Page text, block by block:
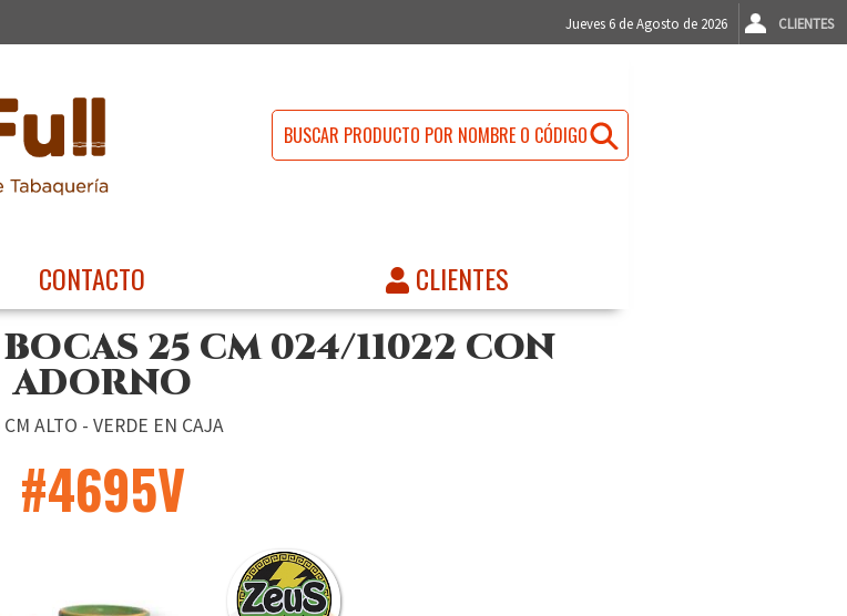
Jueves 6 de Agosto de 2026 CLIENTES
CONTACTO CLIENTES
25 CM 024/11022 CON
ADORNO
ALTO - VERDE EN CAJA
#4695V